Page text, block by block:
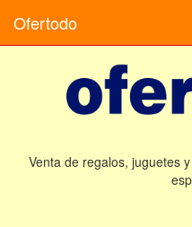
Venta de regalos, juguetes
Ofertodo